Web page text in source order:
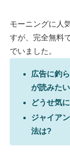
モーニングに人
すが、完全無料
でいました。
広告に釣
が読みた
どうせ気
ジャイア
法は?